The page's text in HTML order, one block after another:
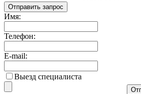
Отправить запрос
Имя:
Телефон:
E-mail:
Выезд специалиста